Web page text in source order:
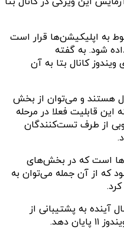
به اپلیکیشن‌ها قرار است
۱۱ نمایش داده شود. به گفته
کانال بتا به آن
هستند و می‌توان از بخش
این قابلیت فعلا در مرحله
از طرف تست‌کنندگان
است که در بخش‌های
می‌شود که از آن جمله می‌توان به
به پشتیبانی از
دهد.